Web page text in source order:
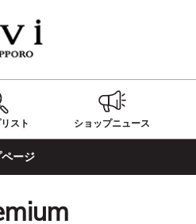
リスト ショップニュース
ージ